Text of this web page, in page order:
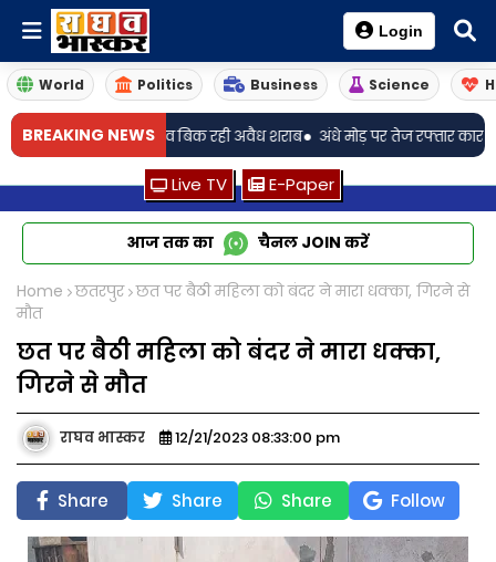
Login
World Politics Business Science
BREAKING NEWS
पंगु, गांव-गांव बिक रही अवैध शराब• अंधे मोड़ पर तेज रफ्तार कार पलटी:
Live TV E-Paper
आज तक का चैनल JOIN करें
Home छतरपुर छत पर बैठी महिला को बंदर ने मारा धक्का, गिरने से
मौत
छत पर बैठी महिला को बंदर ने मारा धक्का,
गिरने से मौत
राघव भास्कर 12/21/2023 08:33:00 pm
Share Share Share Follow